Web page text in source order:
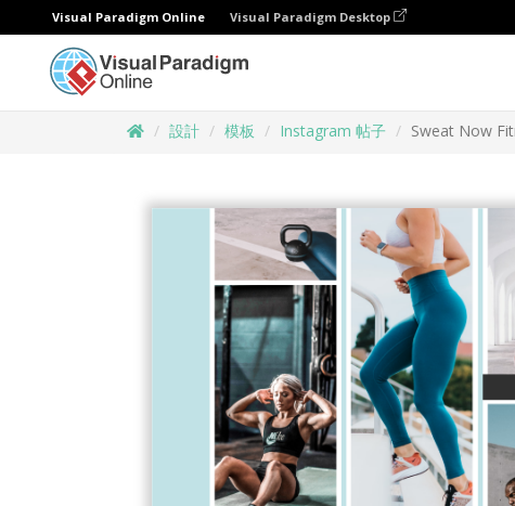
Visual Paradigm Online Visual Paradigm Desktop
設計 模板 Instagram 帖子 Sweat Now